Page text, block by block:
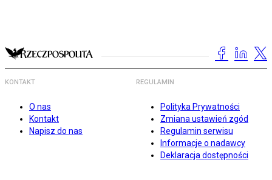
KONTAKT
O nas
Kontakt
Napisz do nas
REGULAMIN
Polityka Prywatności
Zmiana ustawień zgód
Regulamin serwisu
Informacje o nadawcy
Deklaracja dostępności